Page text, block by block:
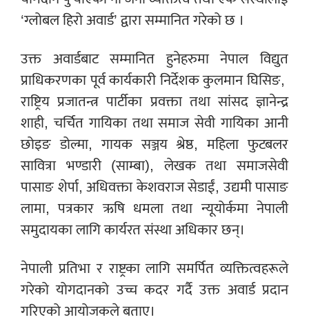
‘ग्लोबल हिरो अवार्ड’ द्वारा सम्मानित गरेको छ ।
उक्त अवार्डबाट सम्मानित हुनेहरुमा नेपाल विद्युत
प्राधिकरणका पूर्व कार्यकारी निर्देशक कुलमान घिसिङ,
राष्ट्रिय प्रजातन्त्र पार्टीका प्रवक्ता तथा सांसद ज्ञानेन्द्र
शाही, चर्चित गायिका तथा समाज सेवी गायिका आनी
छोइङ डोल्मा, गायक सञ्जय श्रेष्ठ, महिला फुटबलर
सावित्रा भण्डारी (साम्बा), लेखक तथा समाजसेवी
पासाङ शेर्पा, अधिवक्ता केशवराज सेडाईं, उद्यमी पासाङ
लामा, पत्रकार ऋषि धमला तथा न्यूयोर्कमा नेपाली
समुदायका लागि कार्यरत संस्था अधिकार छन्।
नेपाली प्रतिभा र राष्ट्रका लागि समर्पित व्यक्तित्वहरूले
गरेको योगदानको उच्च कदर गर्दै उक्त अवार्ड प्रदान
गरिएको आयोजकले बताए।